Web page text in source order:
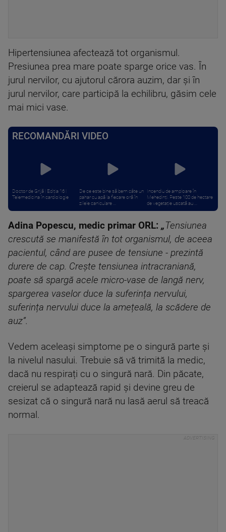
Hipertensiunea afectează tot organismul.
Presiunea prea mare poate sparge orice vas. În
jurul nervilor, cu ajutorul cărora auzim, dar și în
jurul nervilor, care participă la echilibru, găsim cele
mai mici vase.
RECOMANDĂRI VIDEO
Doctor de Grijă | Ediția 16 |
Telemedicina în cardiologie
De ce este bine să bem câte un
pahar cu apă la fiecare oră în
zilele caniculare ...
Incendiu de amploare în
Mehedinți. Peste 100 de hectare
de vegetație uscată au ...
Adina Popescu, medic primar ORL: „Tensiunea
crescută se manifestă în tot organismul, de aceea
pacientul, când are pusee de tensiune - prezintă
durere de cap. Crește tensiunea intracraniană,
poate să spargă acele micro-vase de langă nerv,
spargerea vaselor duce la suferința nervului,
suferința nervului duce la amețeală, la scădere de
auz”.
Vedem aceleași simptome pe o singură parte și
la nivelul nasului. Trebuie să vă trimită la medic,
dacă nu respirați cu o singură nară. Din păcate,
creierul se adaptează rapid și devine greu de
sesizat că o singură nară nu lasă aerul să treacă
normal.